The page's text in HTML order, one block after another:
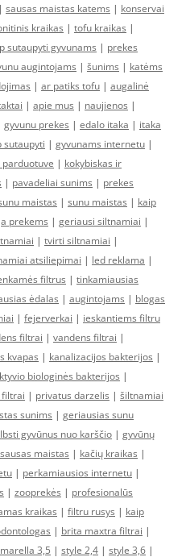
| sausas maistas katems | konservai
kraikas | tofu kraikas |
sutaupyti gyvunams | prekes
augintojams | šunims | katėms
| ar patiks tofu | augalinė
| apie mus | naujienos |
gyvunu prekes | edalo itaka | itaka
sutaupyti | gyvunams internetu |
| kokybiskas ir
| pavadeliai sunims | prekes
maistas | sunu maistas | kaip
prekems | geriausi siltnamiai |
| tvirti siltnamiai |
atsiliepimai | led reklama |
filtrus | tinkamiausias
ėdalas | augintojams | blogas
| fejerverkai | ieskantiems filtru
filtrai | vandens filtrai |
kvapas | kanalizacijos bakterijos |
biologinės bakterijos |
filtrai | privatus darzelis | šiltnamiai
sunims | geriausias sunu
gyvūnus nuo karščio | gyvūnų
sausas maistas | kačių kraikas |
| perkamiausios internetu |
| zooprekės | profesionalūs
kraikas | filtru rusys | kaip
| brita maxtra filtrai |
marella 3,5 | style 2,4 | style 3,6 |